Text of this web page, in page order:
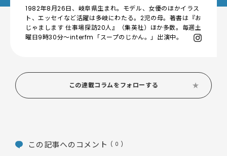
1982年8月26日、岐阜県生まれ。モデル、女優のほかイラス
ト、エッセイなど活躍は多岐にわたる。2児の母。著書は『お
じゃまします 仕事場探訪20人』（集英社）ほか多数。毎週土
曜日9時30分〜interfm「スープのじかん。」出演中。
この連載コラムをフォローする
この記事へのコメント ( 0 )